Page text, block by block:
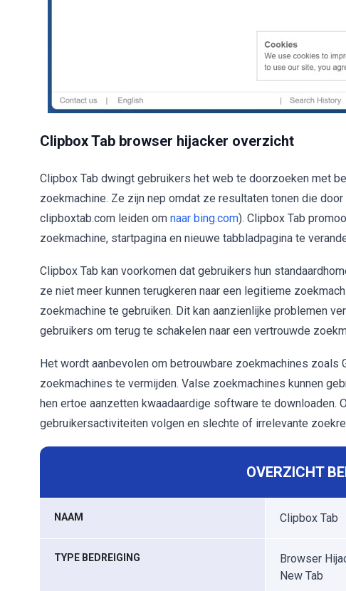
Clipbox Tab browser hijacker overzicht
Clipbox Tab dwingt gebruikers het web te doorzoeken met
zoekmachine. Ze zijn nep omdat ze resultaten tonen die
clipboxtab.com leiden om naar bing.com). Clipbox Tab
zoekmachine, startpagina en nieuwe tabbladpagina te
Clipbox Tab kan voorkomen dat gebruikers hun
ze niet meer kunnen terugkeren naar een legitieme
zoekmachine te gebruiken. Dit kan aanzienlijke problemen
gebruikers om terug te schakelen naar een vertrouwde
Het wordt aanbevolen om betrouwbare zoekmachines zoals
zoekmachines te vermijden. Valse zoekmachines kunnen
hen ertoe aanzetten kwaadaardige software te
gebruikersactiviteiten volgen en slechte of irrelevante
OVERZICHT
NAAM Clipbox Tab
TYPE BEDREIGING
Browser
New Tab